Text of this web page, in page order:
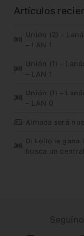
Artículos
Unión (2) –
– LAN 1
Unión (1) –
– LAN 1
Unión (1) –
– LAN 0
Almada será
Di Lollo le gana
busca un